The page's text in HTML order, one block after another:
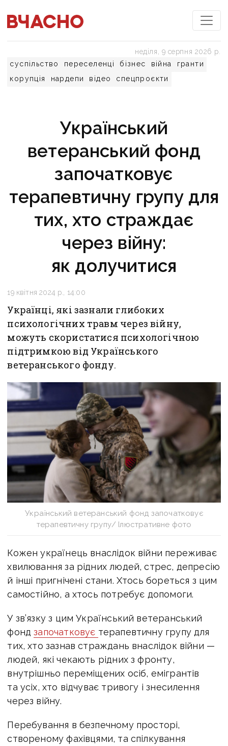
суспільство переселенці бізнес війна
гранти
корупція
нардепи відео спецпроєкти
неділя, 9 серпня 2026 р.
Український
ветеранський фонд
започатковує
терапевтичну групу для
тих, хто страждає
через війну:
як долучитися
19 квітня 2024 р., 14:00
Українці, які зазнали глибоких
психологічних травм через війну,
можуть скористатися психологічною
підтримкою від Українського
ветеранського фонду.
Український ветеранський фонд започатковує
терапевтичну групу/ Ілюстративне фото
Кожен українець внаслідок війни переживає
хвилювання за рідних людей, стрес, депресію
й інші пригнічені стани. Хтось бореться з цим
самостійно, а хтось потребує допомоги.
У зв’язку з цим Український ветеранський
фондзапочатковує терапевтичну групу для
тих, хто зазнав страждань внаслідок війни —
людей, які чекають рідних з фронту,
внутрішньо переміщених осіб, емігрантів
та усіх, хто відчуває тривогу і знесилення
через війну.
Перебування в безпечному просторі,
створеному фахівцями, та спілкування